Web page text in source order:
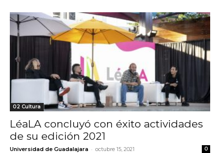
02 Cultura
LéaLA concluyó con éxito actividades
de su edición 2021
Universidad de Guadalajara - octubre 15, 2021 0